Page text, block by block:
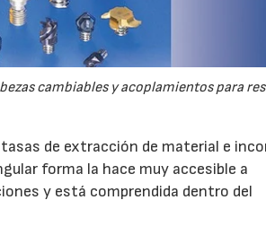
cambiables y acoplamientos para
de extracción de material e
forma la hace muy accesible a
y está comprendida dentro del